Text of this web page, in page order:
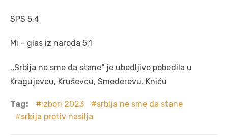
SPS 5,4
Mi – glas iz naroda 5,1
,,Srbija ne sme da stane“ je ubedljivo pobedila u
Kragujevcu, Kruševcu, Smederevu, Kniću
Tag: izbori 2023
srbija ne sme da stane
srbija protiv nasilja